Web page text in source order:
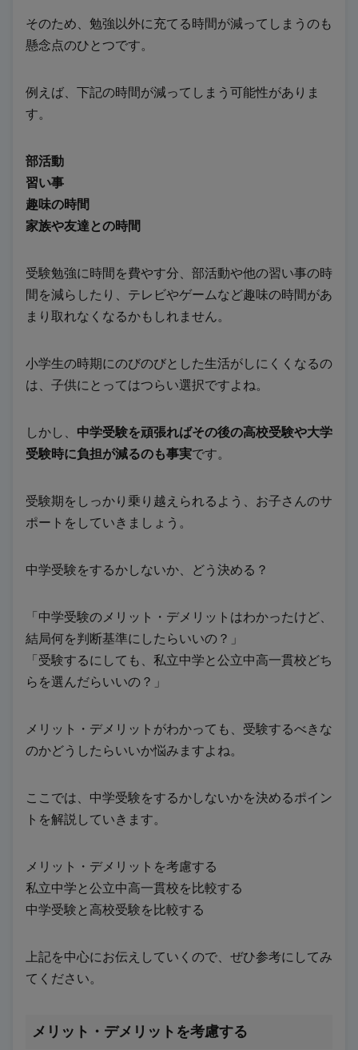
そのため、勉強以外に充てる時間が減ってしまうのも
懸念点のひとつです。
例えば、下記の時間が減ってしまう可能性がありま
す。
部活動
習い事
趣味の時間
家族や友達との時間
受験勉強に時間を費やす分、部活動や他の習い事の時
間を減らしたり、テレビやゲームなど趣味の時間があ
まり取れなくなるかもしれません。
小学生の時期にのびのびとした生活がしにくくなるの
は、子供にとってはつらい選択ですよね。
しかし、 中学受験を頑張ればその後の高校受験や大学
受験時に負担が減るのも事実です。
受験期をしっかり乗り越えられるよう、お子さんのサ
ポートをしていきましょう。
中学受験をするかしないか、どう決める？
「中学受験のメリット・デメリットはわかったけど、
結局何を判断基準にしたらいいの？」
「受験するにしても、私立中学と公立中高一貫校どち
らを選んだらいいの？」
メリット・デメリットがわかっても、受験するべきな
のかどうしたらいいか悩みますよね。
ここでは、中学受験をするかしないかを決めるポイン
トを解説していきます。
メリット・デメリットを考慮する
私立中学と公立中高一貫校を比較する
中学受験と高校受験を比較する
上記を中心にお伝えしていくので、ぜひ参考にしてみ
てください。
メリット・デメリットを考慮する